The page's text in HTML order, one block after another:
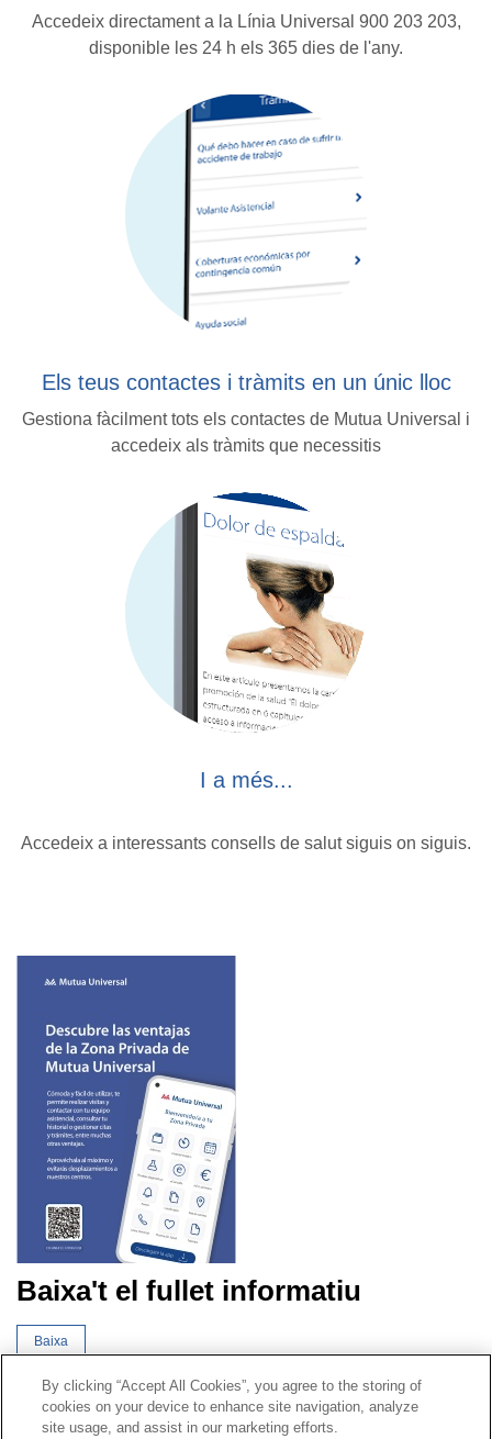
Accedeix directament a la Línia Universal 900 203 203,
disponible les 24 h els 365 dies de l'any.
Els teus contactes i tràmits en un únic lloc
Gestiona fàcilment tots els contactes de Mutua Universal i
accedeix als tràmits que necessitis
I a més...
Accedeix a interessants consells de salut siguis on siguis.
Baixa't el fullet informatiu
Baixa
Contacte Perfil del contractant |
Reclamacions
By clicking “Accept All Cookies”, you agree to the storing of
cookies on your device to enhance site navigation, analyze
site usage, and assist in our marketing efforts.